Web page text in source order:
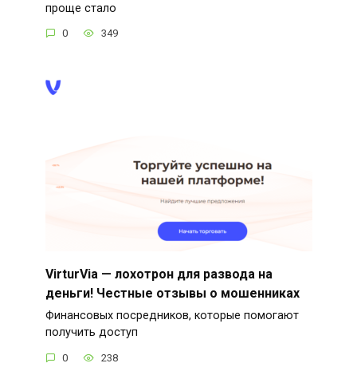
проще стало
0 349
VirturVia — лохотрон для развода на
деньги! Честные отзывы о мошенниках
Финансовых посредников, которые помогают
получить доступ
0 238